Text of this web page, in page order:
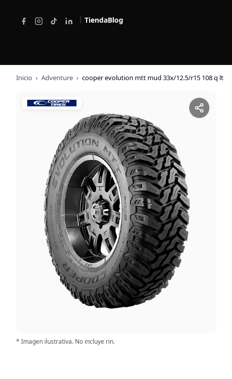
| TiendaBlog
Inicio › Adventure › cooper evolution mtt mud 33x/12.5/r15 108 q lt
* Imagen ilustrativa. No incluye rin.